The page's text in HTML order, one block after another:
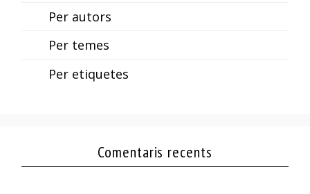
Per autors
Per temes
Per etiquetes
Comentaris recents